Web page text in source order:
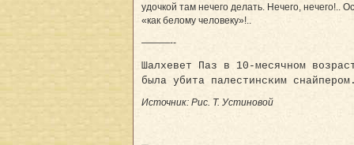
удочкой там нечего делать. Нечего, нечего!..
«как белому человеку»!..
———--
Шалхевет Паз в 10-месячном
была убита палестинским
Источник: Рис. Т. Устиновой